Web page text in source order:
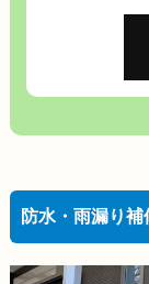
防水・雨漏り